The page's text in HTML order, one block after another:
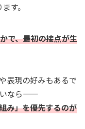
す。
で、最初の接点が生
表現の好みもあるで
ら――
み」を優先するのが